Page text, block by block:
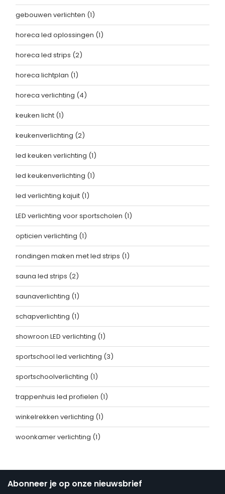
gebouwen verlichten (1)
horeca led oplossingen (1)
horeca led strips (2)
horeca lichtplan (1)
horeca verlichting (4)
keuken licht (1)
keukenverlichting (2)
led keuken verlichting (1)
led keukenverlichting (1)
led verlichting kajuit (1)
LED verlichting voor sportscholen (1)
opticien verlichting (1)
rondingen maken met led strips (1)
sauna led strips (2)
saunaverlichting (1)
schapverlichting (1)
showroon LED verlichting (1)
sportschool led verlichting (3)
sportschoolverlichting (1)
trappenhuis led profielen (1)
winkelrekken verlichting (1)
woonkamer verlichting (1)
Abonneer je op onze nieuwsbrief